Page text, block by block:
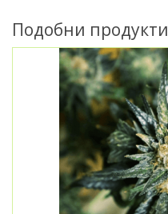
Подобни продукти